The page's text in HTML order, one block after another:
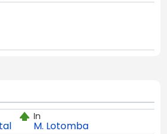
In
M. Lotomba